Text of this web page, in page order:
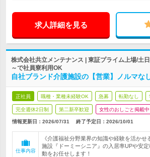
求人詳細を見る
株式会社共立メンテナンス | 東証プライム上場/土
～で社員寮利用OK
自社ブランド介護施設の【営業】ノルマ
正社員 職種・業種未経験OK 急募 転勤なし
完全週休2日制 第二新卒歓迎 女性のおしごと掲載中
情報更新日：2026/07/31 終了予定日： 2026/10/01
仕事内容
《介護福祉分野業界の知識や経験を活かせ
施設『ドーミーシニア』の入居率UPや安
動をお任せします！